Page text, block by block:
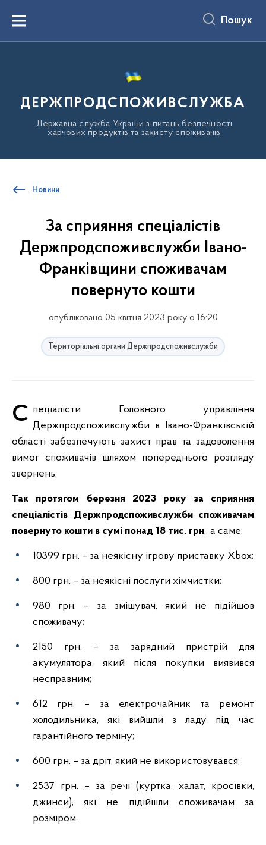
вмістуMenu Пошук
ДЕРЖПРОДСПОЖИВСЛУЖБА
Державна служба України з питань безпечності
харчових продуктів та захисту споживачів
Новини
За сприяння спеціалістів
Держпродспоживслужби Івано-
Франківщини споживачам
повернуто кошти
опубліковано 05 квітня 2023 року о 16:20
Територіальні органи Держпродспоживслужби
Спеціалісти Головного управління Держпродспоживслужби в Івано-Франківській
області забезпечують захист прав та задоволення
вимог споживачів шляхом попереднього розгляду
звернень.
Так протягом березня 2023 року за сприяння
спеціалістів Держпродспоживслужби споживачам
повернуто кошти в сумі понад 18 тис. грн., а саме:
10399 грн. – за неякісну ігрову приставку Xbox;
800 грн. – за неякісні послуги хімчистки;
980 грн. – за змішувач, який не підійшов
споживачу;
2150 грн. – за зарядний пристрій для
акумулятора, який після покупки виявився
несправним;
612 грн. – за електрочайник та ремонт
холодильника, які вийшли з ладу під час
гарантійного терміну;
600 грн. – за дріт, який не використовувався;
2537 грн. – за речі (куртка, халат, кросівки,
джинси), які не підійшли споживачам за
розміром.